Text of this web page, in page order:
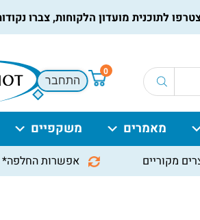
לתוכנית מועדון הלקוחות, צברו נקודות
0
התחבר
מאמרים משקפיים
מקוריים אפשרות החלפה*